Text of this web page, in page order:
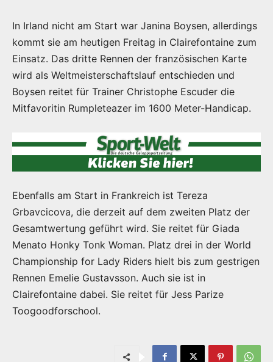
In Irland nicht am Start war Janina Boysen, allerdings
kommt sie am heutigen Freitag in Clairefontaine zum
Einsatz. Das dritte Rennen der französischen Karte
wird als Weltmeisterschaftslauf entschieden und
Boysen reitet für Trainer Christophe Escuder die
Mitfavoritin Rumpleteazer im 1600 Meter-Handicap.
Ebenfalls am Start in Frankreich ist Tereza
Grbavcicova, die derzeit auf dem zweiten Platz der
Gesamtwertung geführt wird. Sie reitet für Giada
Menato Honky Tonk Woman. Platz drei in der World
Championship for Lady Riders hielt bis zum gestrigen
Rennen Emelie Gustavsson. Auch sie ist in
Clairefontaine dabei. Sie reitet für Jess Parize
Toogoodforschool.